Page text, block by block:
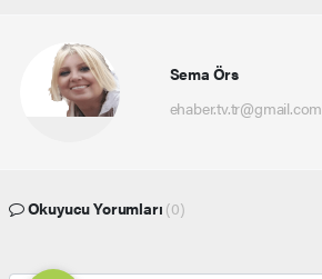
Sema Örs
ehaber.tv.tr@gmail.com
Okuyucu Yorumları (0)